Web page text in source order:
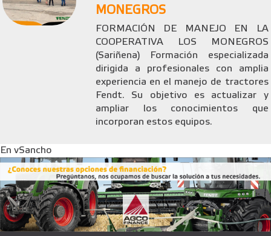
MONEGROS
FORMACIÓN DE MANEJO EN LA
COOPERATIVA LOS MONEGROS
(Sariñena) Formación especializada
dirigida a profesionales con amplia
experiencia en el manejo de tractores
Fendt. Su objetivo es actualizar y
ampliar los conocimientos que
incorporan estos equipos.
En vSancho